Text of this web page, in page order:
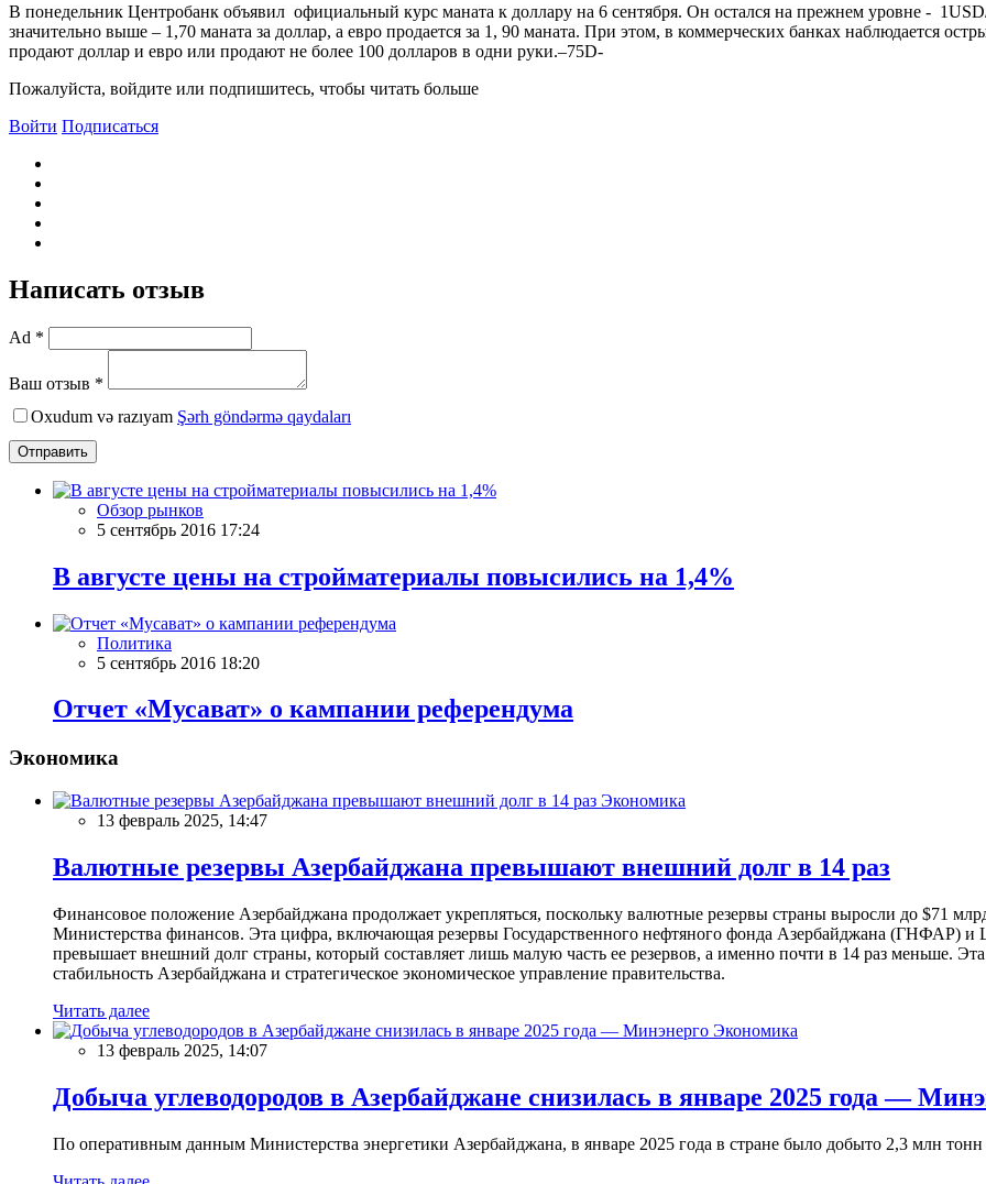
В понедельник Центробанк объявил официальный курс маната к доллару на 6 сентября. Он остался на прежнем уровне -
значительно выше – 1,70 маната за доллар, а евро продается за 1, 90 маната. При этом, в коммерческих банках наблюдается
продают доллар и евро или продают не более 100 долларов в одни руки.–75D-
Пожалуйста, войдите или подпишитесь, чтобы читать больше
Войти Подписаться
Написать отзыв
Ad *
Ваш отзыв *
Oxudum və razıyam Şərh göndərmə qaydaları
Отправить
Обзор рынков
5 сентябрь 2016 17:24
В августе цены на стройматериалы повысились на 1,4%
Политика
5 сентябрь 2016 18:20
Отчет «Мусават» о кампании референдума
Экономика
Экономика
13 февраль 2025, 14:47
Валютные резервы Азербайджана превышают внешний долг в 14 раз
Финансовое положение Азербайджана продолжает укрепляться, поскольку валютные резервы страны выросли до $71
Министерства финансов. Эта цифра, включающая резервы Государственного нефтяного фонда Азербайджана (ГНФАР) и
превышает внешний долг страны, который составляет лишь малую часть ее резервов, а именно почти в 14 раз меньше.
стабильность Азербайджана и стратегическое экономическое управление правительства.
Читать далее
Экономика
13 февраль 2025, 14:07
Добыча углеводородов в Азербайджане снизилась в январе 2025 года —
По оперативным данным Министерства энергетики Азербайджана, в январе 2025 года в стране было добыто 2,3 млн тонн